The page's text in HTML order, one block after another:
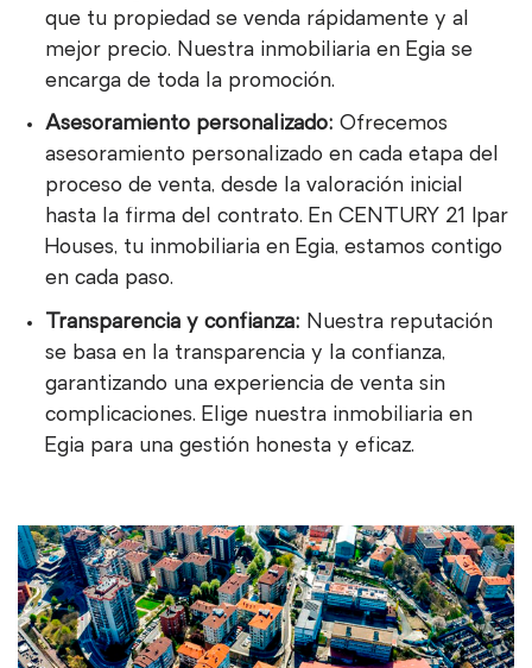
que tu propiedad se venda rápidamente y al
mejor precio. Nuestra inmobiliaria en Egia se
encarga de toda la promoción.
Asesoramiento personalizado: Ofrecemos
asesoramiento personalizado en cada etapa del
proceso de venta, desde la valoración inicial
hasta la firma del contrato. En CENTURY 21 Ipar
Houses, tu inmobiliaria en Egia, estamos contigo
en cada paso.
Transparencia y confianza: Nuestra reputación
se basa en la transparencia y la confianza,
garantizando una experiencia de venta sin
complicaciones. Elige nuestra inmobiliaria en
Egia para una gestión honesta y eficaz.